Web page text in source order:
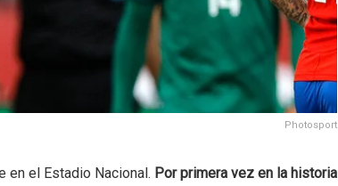
Photosport
en el Estadio Nacional. Por primera vez en la historia